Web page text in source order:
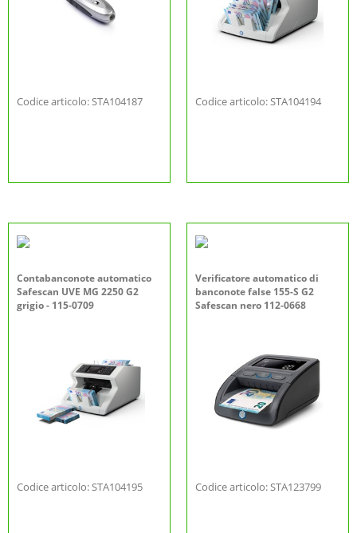
Codice articolo: STA104187 Codice articolo: STA104194
Contabanconote automatico
Safescan UVE MG 2250 G2
grigio - 115-0709
Codice articolo: STA104195
Verificatore automatico di
banconote false 155-S G2
Safescan nero 112-0668
Codice articolo: STA123799